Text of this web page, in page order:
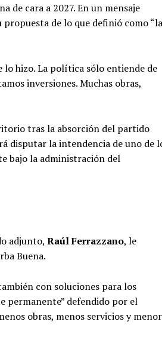
de cara a 2027. En un mensaje
de lo que definió como “la
lo hizo. La política sólo entiende de
inversiones. Muchas obras,
tras la absorción del partido
disputar la intendencia de uno de
bajo la administración del
adjunto, Raúl Ferrazzano, le
Buena.
con soluciones para los
permanente” defendido por el
obras, menos servicios y menor